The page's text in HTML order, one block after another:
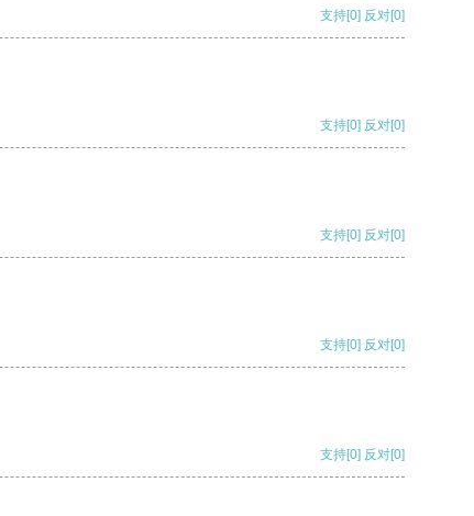
支持[0] 反对[0]
支持[0] 反对[0]
支持[0] 反对[0]
支持[0] 反对[0]
支持[0] 反对[0]